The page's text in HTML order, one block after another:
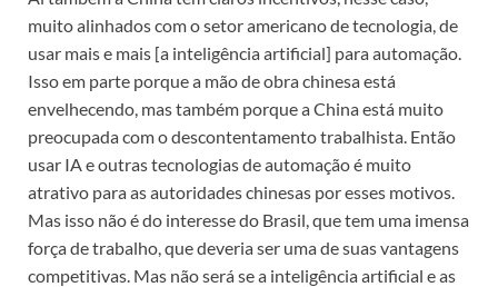
muito alinhados com o setor americano de tecnologia, de
usar mais e mais [a inteligência artificial] para automação.
Isso em parte porque a mão de obra chinesa está
envelhecendo, mas também porque a China está muito
preocupada com o descontentamento trabalhista. Então
usar IA e outras tecnologias de automação é muito
atrativo para as autoridades chinesas por esses motivos.
Mas isso não é do interesse do Brasil, que tem uma imensa
força de trabalho, que deveria ser uma de suas vantagens
competitivas. Mas não será se a inteligência artificial e as